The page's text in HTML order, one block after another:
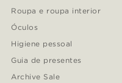
Roupa e roupa interior
Óculos
Higiene pessoal
Guia de presentes
Archive Sale